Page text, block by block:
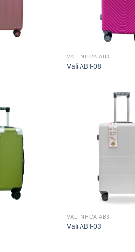
VALI NHỰA ABS
Vali ABT-08
VALI NHỰA ABS
Vali ABT-03